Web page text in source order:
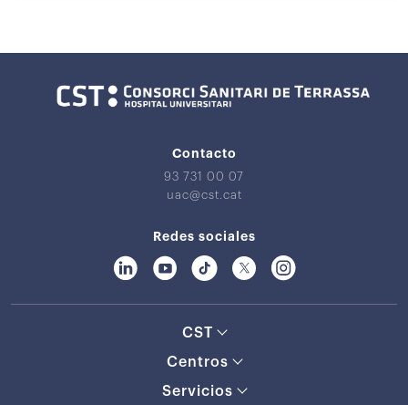
Contacto
93 731 00 07
uac@cst.cat
Redes sociales
CST
Centros
Servicios